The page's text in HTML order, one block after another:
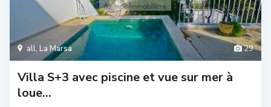
29
all, La Marsa
Villa S+3 avec piscine et vue sur mer à
loue...